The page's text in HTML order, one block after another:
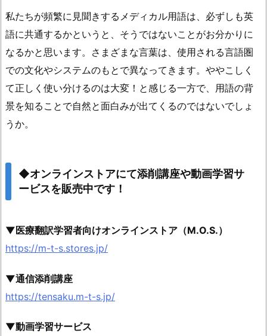
私たちが頻繁に見聞きするメディカル用語は、必ずしも英
語に共通するかというと、そうではないことがお分かりに
なるかと思います。さまざまな言葉は、使用される言語圏
での文化やシステムのもとで異なってきます。ややこしく
て正しく使い分けるのは大変！と感じる一方で、用語の背
景を知ることで自然と面白みが出てくるのではないでしょ
うか。
◆オンラインストアにて添削講座や動画学習サ
ービスを販売中です！
▼医療翻訳学習者向けオンラインストア（M.O.S.）
https://m-t-s.stores.jp/
▼通信添削講座
https://tensaku.m-t-s.jp/
▼動画学習サービス